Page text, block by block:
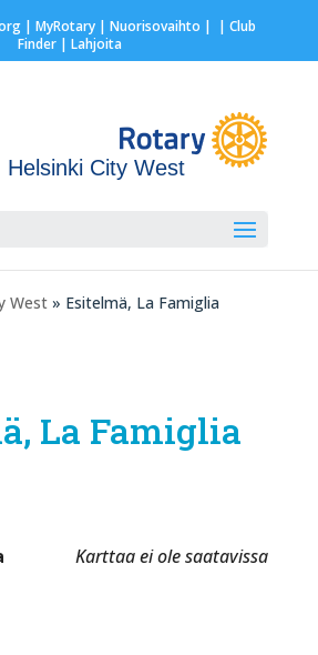
| MyRotary | Nuorisovaihto | | Club
Finder| Lahjoita
Helsinki City West
West » Esitelmä, La Famiglia
La Famiglia
Karttaa ei ole saatavissa